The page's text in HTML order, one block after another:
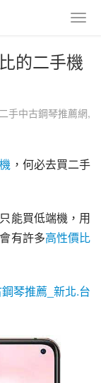
的二手機
二手中古鋼琴推薦網,
，何必去買二手
能買低端機，用
有許多高性價比
琴推薦_新北.台